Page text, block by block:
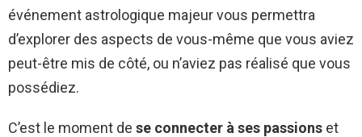
événement astrologique majeur vous permettra
d’explorer des aspects de vous-même que vous aviez
peut-être mis de côté, ou n’aviez pas réalisé que vous
possédiez.
C’est le moment de se connecter à ses passions et